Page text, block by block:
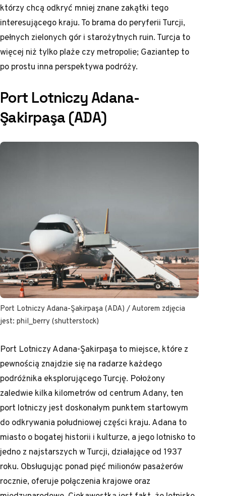
którzy chcą odkryć mniej znane zakątki tego
interesującego kraju. To brama do peryferii Turcji,
pełnych zielonych gór i starożytnych ruin. Turcja to
więcej niż tylko plaże czy metropolie; Gaziantep to
po prostu inna perspektywa podróży.
Port Lotniczy Adana-
Şakirpaşa (ADA)
Port Lotniczy Adana-Şakirpaşa (ADA) / Autorem zdjęcia
jest: phil_berry (shutterstock)
Port Lotniczy Adana-Şakirpaşa to miejsce, które z
pewnością znajdzie się na radarze każdego
podróżnika eksplorującego Turcję. Położony
zaledwie kilka kilometrów od centrum Adany, ten
port lotniczy jest doskonałym punktem startowym
do odkrywania południowej części kraju. Adana to
miasto o bogatej historii i kulturze, a jego lotnisko to
jedno z najstarszych w Turcji, działające od 1937
roku. Obsługując ponad pięć milionów pasażerów
rocznie, oferuje połączenia krajowe oraz